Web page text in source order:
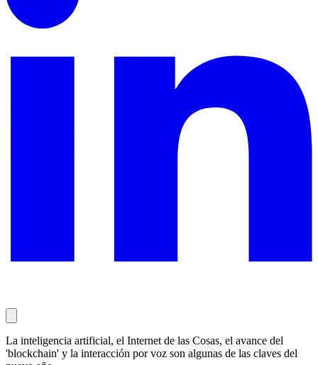
La inteligencia artificial, el Internet de las Cosas, el avance del
'blockchain' y la interacción por voz son algunas de las claves del